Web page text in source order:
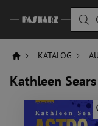
KATALOG
Kathleen Sears